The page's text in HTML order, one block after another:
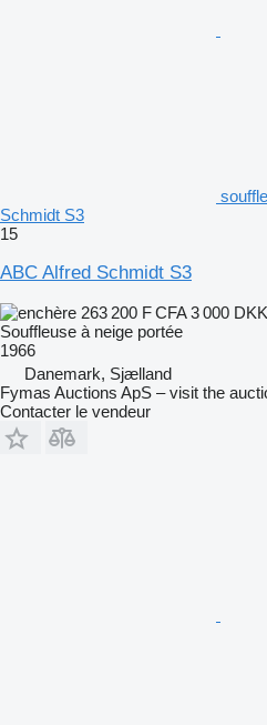
Schmidt S3
15
ABC Alfred Schmidt S3
263 200 F CFA3 000 DKK
Souffleuse à neige portée
1966
Danemark, Sjælland
Fymas Auctions ApS – visit the
Contacter le vendeur